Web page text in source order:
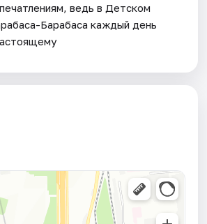
ведь в Детском
Барабаса каждый день